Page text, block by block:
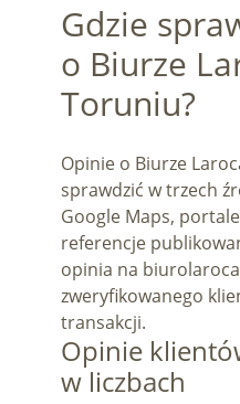
Gdzie
o Biurze
Toruniu?
Opinie o Biurze
sprawdzić w trzech
Google Maps,
referencje
opinia na
zweryfikowanego
transakcji.
Opinie
w liczbach